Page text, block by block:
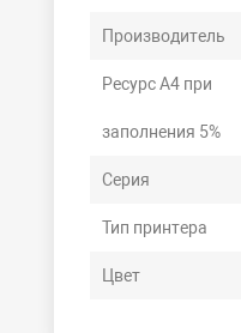
Производитель
Ресурс А4 при
заполнения 5%
Серия
Тип принтера
Цвет